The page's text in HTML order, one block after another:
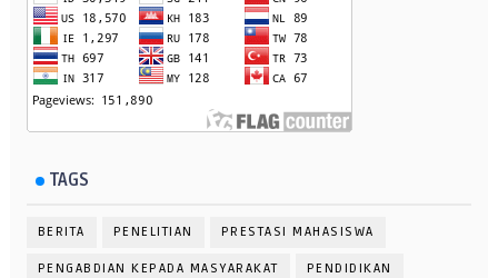
TAGS
BERITA PENELITIAN PRESTASI MAHASISWA
PENGABDIAN KEPADA MASYARAKAT PENDIDIKAN